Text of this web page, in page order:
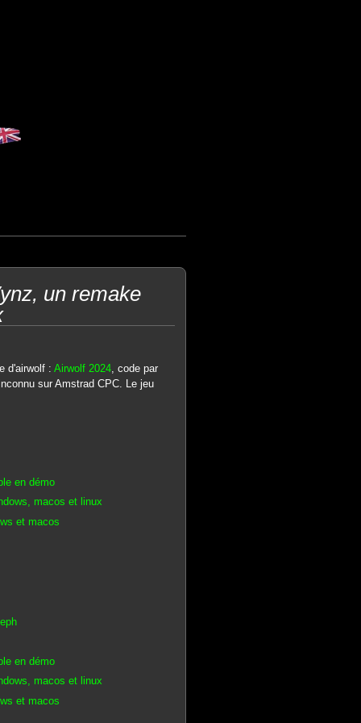
un remake
d'airwolf : Airwolf 2024, code par
sur Amstrad CPC. Le jeu
en démo
macos et linux
et macos
en démo
macos et linux
et macos